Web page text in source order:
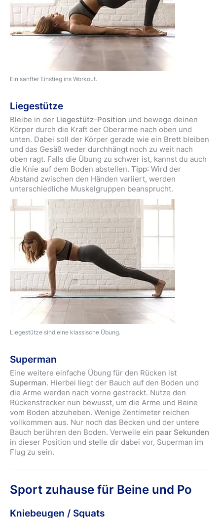
Ein sanfter Einstieg ins Workout.
Liegestütze
Liegestütze sind eine klassische Übung.
Bleibe in der Liegestütz-Position und bewege deinen
Körper durch die Kraft der Oberarme nach oben und
unten. Dabei soll der Körper gerade wie ein Brett bleiben
und das Gesäß weder durchhängt noch zu weit nach
oben ragt. Falls die Übung zu schwer ist, kannst du auch
die Knie auf dem Boden abstellen. Tipp: Wird der
Abstand zwischen den Händen variiert, werden
unterschiedliche Muskelgruppen beansprucht.
Superman
Eine weitere einfache Übung für den Rücken ist
Superman. Hierbei liegt der Bauch auf den Boden und
die Arme werden nach vorne gestreckt. Nutze den
Rückenstrecker nun bewusst, um die Arme und Beine
vom Boden abzuheben. Wenige Zentimeter reichen
vollkommen aus. Nur noch das Becken und der untere
Bauch berühren den Boden. Verweile ein paar Sekunden
in dieser Position und stelle dir dabei vor, Superman im
Flug zu sein.
Sport zuhause für Beine und Po
Kniebeugen / Squats